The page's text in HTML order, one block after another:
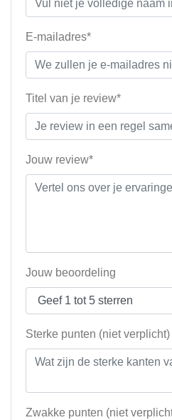
E-mailadres*
Titel van je review*
Jouw review*
Jouw beoordeling
Sterke punten (niet verplicht)
Zwakke punten (niet